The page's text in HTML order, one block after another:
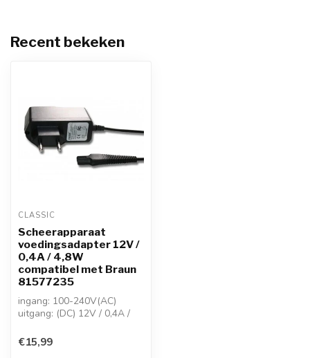
Recent bekeken
CLASSIC
Scheerapparaat
voedingsadapter 12V /
0,4A / 4,8W
compatibel met Braun
81577235
ingang: 100-240V(AC)
uitgang: (DC) 12V / 0,4A /
connector: 2-pins
scheerapp...
€15,99